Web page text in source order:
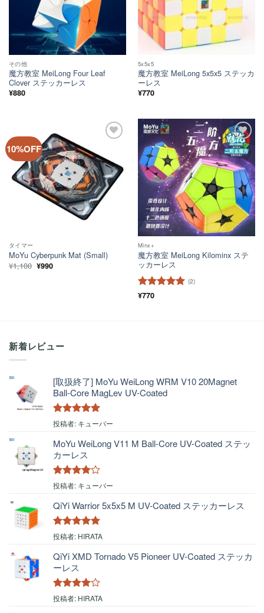
その他
魔方教室 MeiLong Four Leaf
Clover ステッカーレス
¥880
5x5x5
魔方教室 MeiLong 5x5x5 ステッカ
ーレス
¥770
10%OFF
タイマー
MoYu Cyberpunk Mat (Small)
¥1,100 元
の
¥990現
在
ほし
い！
Minx+
魔方教室 MeiLong Kilominx ステ
ッカーレス
5段階中
(2)
¥770
新着レビュー
[取扱終了] MoYu WeiLong WRM V10 20Magnet
Ball-Core MagLev UV-Coated
5段階中 5 の
投稿者: キューバー
MoYu WeiLong V11 M Ball-Core UV-Coated ステッ
カーレス
5段階中 4
投稿者: キューバー
QiYi Warrior 5x5x5 M UV-Coated ステッカーレス
5段階中5の
投稿者: HIRATA
QiYi XMD Tornado V5 Pioneer UV-Coated ステッカ
ーレス
5段階中4
投稿者: HIRATA